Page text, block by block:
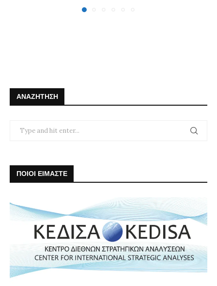
ΑΝΑΖΉΤΗΣΗ
ΠΟΙΟΙ ΕΙΜΑΣΤΕ